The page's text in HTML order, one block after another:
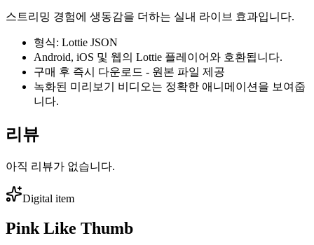
스트리밍 경험에 생동감을 더하는 실내 라이브 효과입니다.
형식: Lottie JSON
Android, iOS 및 웹의 Lottie 플레이어와 호환됩니다.
구매 후 즉시 다운로드 - 원본 파일 제공
녹화된 미리보기 비디오는 정확한 애니메이션을 보여줍
니다.
리뷰
아직 리뷰가 없습니다.
Digital item
Pink Like Thumb